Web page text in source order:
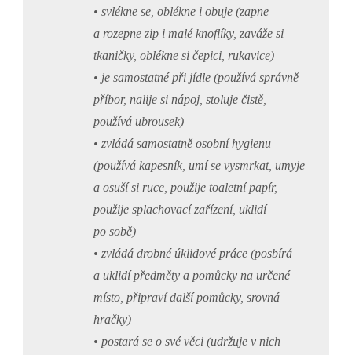
• svlékne se, oblékne i obuje (zapne
a rozepne zip i malé knoflíky, zaváže si
tkaničky, oblékne si čepici, rukavice)
• je samostatné při jídle (používá správně
příbor, nalije si nápoj, stoluje čistě,
používá ubrousek)
• zvládá samostatně osobní hygienu
(používá kapesník, umí se vysmrkat, umyje
a osuší si ruce, použije toaletní papír,
použije splachovací zařízení, uklidí
po sobě)
• zvládá drobné úklidové práce (posbírá
a uklidí předměty a pomůcky na určené
místo, připraví další pomůcky, srovná
hračky)
• postará se o své věci (udržuje v nich